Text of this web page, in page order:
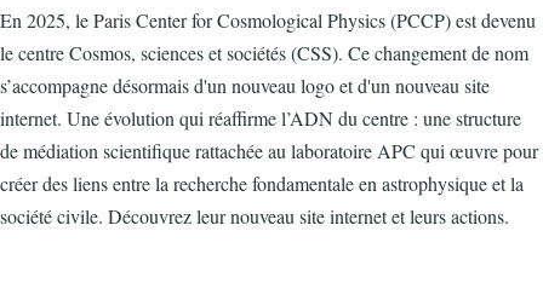
En 2025, le Paris Center for Cosmological Physics (PCCP) est devenu
le centre Cosmos, sciences et sociétés (CSS). Ce changement de nom
s’accompagne désormais d'un nouveau logo et d'un nouveau site
internet. Une évolution qui réaffirme l’ADN du centre : une structure
de médiation scientifique rattachée au laboratoire APC qui œuvre pour
créer des liens entre la recherche fondamentale en astrophysique et la
société civile. Découvrez leur nouveau site internet et leurs actions.